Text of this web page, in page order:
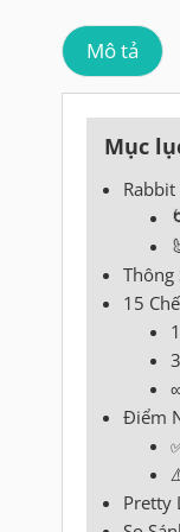
Mô tả
Mục
Thông
15
3
Điểm
Pretty